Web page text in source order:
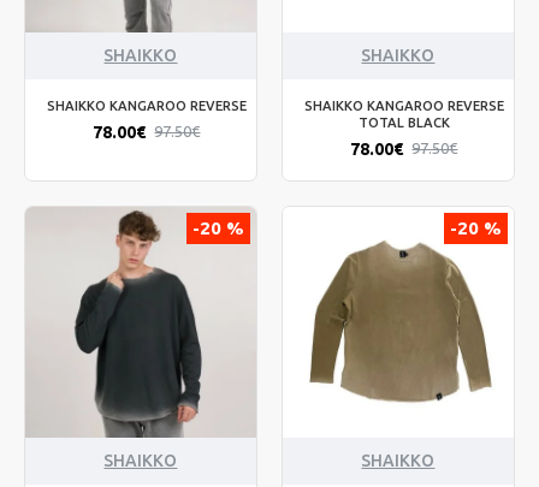
SHAIKKO
SHAIKKO KANGAROO REVERSE
78.00€ 97.50€
SHAIKKO
SHAIKKO KANGAROO REVERSE
TOTAL BLACK
78.00€ 97.50€
-20 %
SHAIKKO
-20 %
SHAIKKO